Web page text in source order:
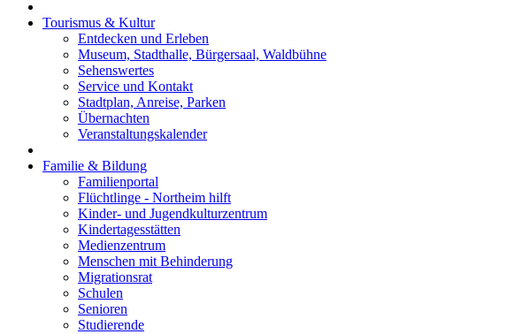
Tourismus & Kultur
Entdecken und Erleben
Museum, Stadthalle, Bürgersaal, Waldbühne
Sehenswertes
Service und Kontakt
Stadtplan, Anreise, Parken
Übernachten
Veranstaltungskalender
Familie & Bildung
Familienportal
Flüchtlinge - Northeim hilft
Kinder- und Jugendkulturzentrum
Kindertagesstätten
Medienzentrum
Menschen mit Behinderung
Migrationsrat
Schulen
Senioren
Studierende